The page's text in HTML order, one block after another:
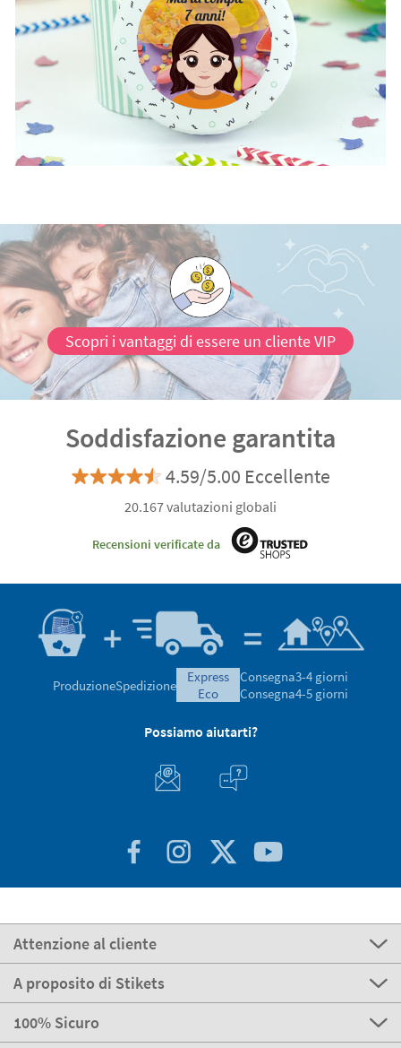
Scopri i vantaggi di essere un cliente VIP
Soddisfazione garantita
4.59/5.00 Eccellente
20.167 valutazioni globali
Recensioni verificate da
ProduzioneSpedizione
express
eco
Consegna3-4 giorni
Consegna4-5 giorni
Possiamo aiutarti?
Attenzione al cliente
A proposito di Stikets
100% Sicuro